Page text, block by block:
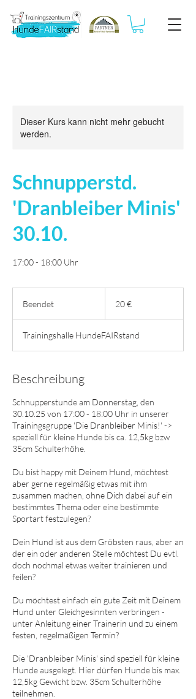
Dieser Kurs kann nicht mehr gebucht
werden.
Schnupperstd.
'Dranbleiber Minis'
30.10.
17:00 - 18:00 Uhr
Beendet
n
d
t
20 €
Trainingshalle HundeFAIRstand
Beschreibung
Schnupperstunde am Donnerstag, den
30.10.25 von 17:00 - 18:00 Uhr in unserer
Trainingsgruppe 'Die Dranbleiber Minis!' ->
speziell für kleine Hunde bis ca. 12,5kg bzw
35cm Schulterhöhe.
Du bist happy mit Deinem Hund, möchtest
aber gerne regelmäßig etwas mit ihm
zusammen machen, ohne Dich dabei auf ein
bestimmtes Thema oder eine bestimmte
Sportart festzulegen?
Dein Hund ist aus dem Gröbsten raus, aber an
der ein oder anderen Stelle möchtest Du evtl.
doch nochmal etwas weiter trainieren und
feilen?
Du möchtest einfach ein gute Zeit mit Deinem
Hund unter Gleichgesinnten verbringen -
unter Anleitung einer Trainerin und zu einem
festen, regelmäßigen Termin?
Die 'Dranbleiber Minis' sind speziell für kleine
Hunde ausgelegt. Hier dürfen Hunde bis max.
12,5kg Gewicht bzw. 35cm Schulterhöhe
teilnehmen.